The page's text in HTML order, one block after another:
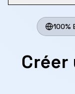
100%